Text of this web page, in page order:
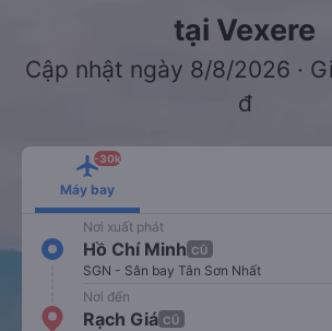
tại Vexere
Cập nhật ngày 8/8/2026 ·
đ
Máy bay
-30k
Nơi xuất phát
Hồ Chí Minh CŨ
SGN - Sân bay Tân Sơn Nhất
Nơi đến
Rạch Giá CŨ